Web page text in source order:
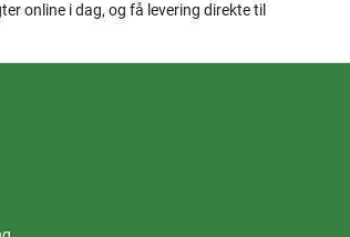
online i dag, og få levering direkte til